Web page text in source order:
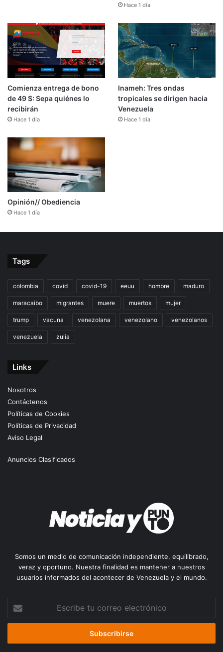
Hace 1 día
Comienza entrega de bono
de 49 $: Sepa quiénes lo
recibirán
Hace 1 día
Inameh: Tres ondas
tropicales se dirigen hacia
Venezuela
Hace 1 día
Opinión// Obediencia
Hace 1 día
Tags
colombia covid covid-19 eeuu hombre maduro
maracaibo migrantes muere muertos mujer
trump vacuna venezolana venezolano venezolanos
venezuela zulia
Links
Nosotros
Contáctenos
Políticas de Cookies
Políticas de Privacidad
Aviso Legal
Anuncios Clasificados
Somos un medio de comunicación independiente, equilibrado,
veraz y oportuno. Nuestra finalidad es mantener a nuestros
usuarios informados del acontecer de Venezuela y el mundo.
correo